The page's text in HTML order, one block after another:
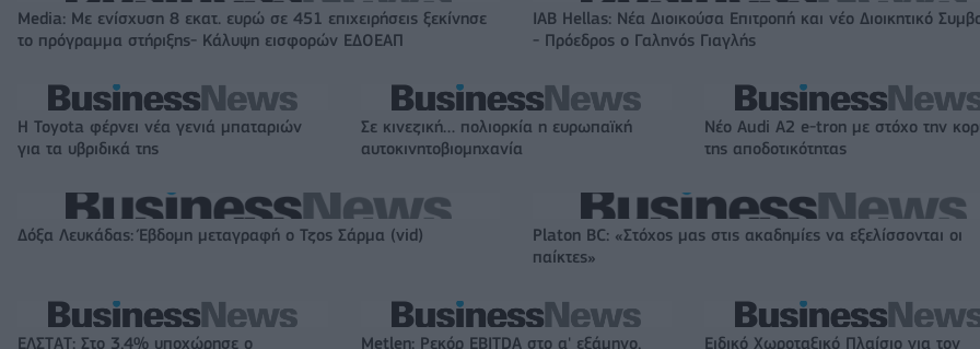
Media: Με ενίσχυση 8 εκατ. ευρώ σε 451 επιχειρήσεις ξεκίνησε
το πρόγραμμα στήριξης- Κάλυψη εισφορών ΕΔΟΕΑΠ
IAB Hellas: Νέα Διοικούσα Επιτροπή και νέο Διοικητικό
- Πρόεδρος ο Γαληνός Γιαγλής
Η Toyota φέρνει νέα γενιά μπαταριών
για τα υβριδικά της
Σε κινεζική… πολιορκία η ευρωπαϊκή
αυτοκινητοβιομηχανία
Νέο Audi A2 e-tron με στόχο την
της αποδοτικότητας
Δόξα Λευκάδας: Έβδομη μεταγραφή ο Τζος Σάρμα (vid)
Platon BC: «Στόχος μας στις ακαδημίες να εξελίσσονται οι
παίκτες»
ΕΛΣΤΑΤ: Στο 3,4% υποχώρησε ο Metlen: Ρεκόρ EBITDA στο α' εξάμηνο, Ειδικό Χωροταξικό Πλαίσιο για τον